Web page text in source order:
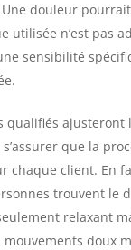
douleur
utilisée n’est pas
sensibilité
qualifiés ajusteront
que la
chaque client. En
trouvent le
relaxant
mouvements doux